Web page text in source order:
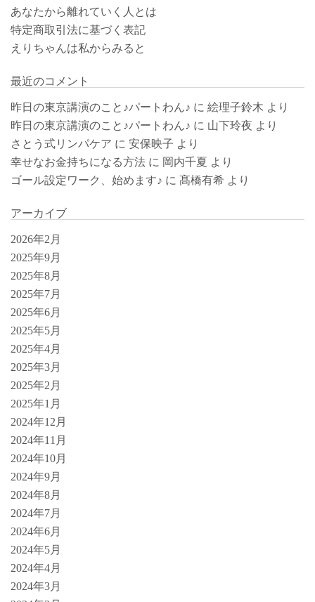
あなたから離れていく人とは
特定商取引法に基づく表記
えりちゃんは私からみると
最近のコメント
昨日の東京講演のこと♪パートわん♪ に 絵理子鈴木 より
昨日の東京講演のこと♪パートわん♪ に 山下玲夜 より
さとう式リンパケア に 安保映子 より
幸せなお金持ちになる方法 に 岡内千夏 より
ゴール設定ワーク、始めます♪ に 髙橋有希 より
アーカイブ
2026年2月
2025年9月
2025年8月
2025年7月
2025年6月
2025年5月
2025年4月
2025年3月
2025年2月
2025年1月
2024年12月
2024年11月
2024年10月
2024年9月
2024年8月
2024年7月
2024年6月
2024年5月
2024年4月
2024年3月